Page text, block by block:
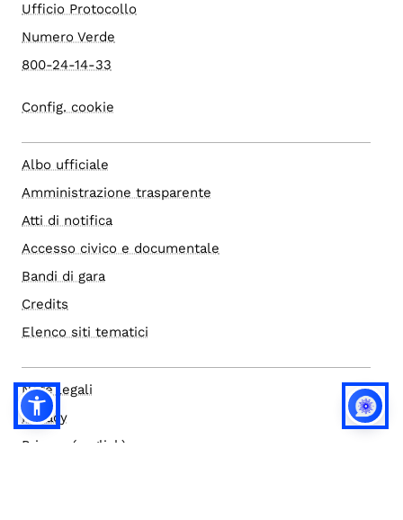
Ufficio Protocollo
Numero Verde
800-24-14-33
Config. cookie
Albo ufficiale
Amministrazione trasparente
Atti di notifica
Accesso civico e documentale
Bandi di gara
Credits
Elenco siti tematici
Note legali
Privacy
Privacy (english)